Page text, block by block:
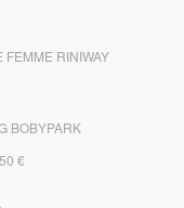
FEMME RINIWAY
BOBYPARK
€